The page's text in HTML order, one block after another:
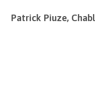
Patrick Piuze,